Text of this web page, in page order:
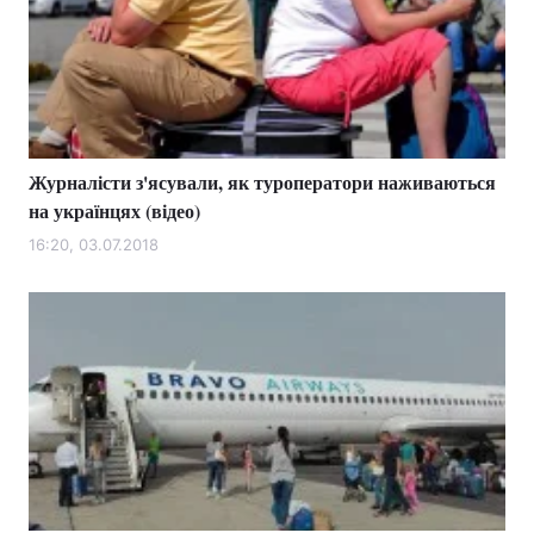
Журналісти з'ясували, як туроператори наживаються
на українцях (відео)
16:20, 03.07.2018